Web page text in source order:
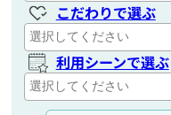
こだわりで選ぶ
利用シーンで選ぶ